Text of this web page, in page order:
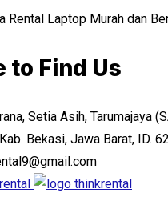
Rental Laptop Murah dan
to Find Us
Setia Asih, Tarumajaya
Bekasi, Jawa Barat, ID.